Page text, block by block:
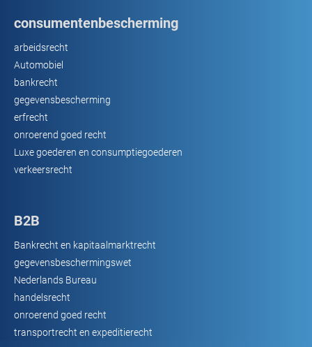
consumentenbescherming
arbeidsrecht
Automobiel
bankrecht
gegevensbescherming
erfrecht
onroerend goed recht
Luxe goederen en consumptiegoederen
verkeersrecht
B2B
Bankrecht en kapitaalmarktrecht
gegevensbeschermingswet
Nederlands Bureau
handelsrecht
onroerend goed recht
transportrecht en expeditierecht